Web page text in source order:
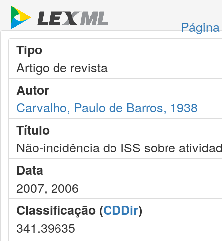
Tipo
Artigo de revista
Autor
Carvalho, Paulo de Barros, 1938
Título
Não-incidência do ISS sobre
Data
2007, 2006
Classificação (CDDir)
341.39635